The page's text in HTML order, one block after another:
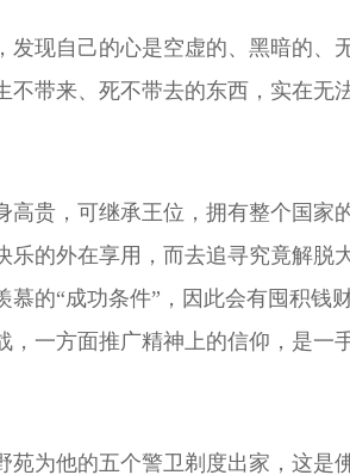
现自己的心是空虚的、黑暗的
带来、死不带去的东西，实在无
贵，可继承王位，拥有整个国家
的外在享用，而去追寻究竟解脱
的“成功条件”，因此会有囤积钱
一方面推广精神上的信仰，是一
苑为他的五个警卫剃度出家，这